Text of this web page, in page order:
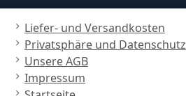
Liefer- und Versandkosten
Privatsphäre und Datenschutz
Unsere AGB
Impressum